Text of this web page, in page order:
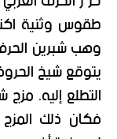
طقوس وثنية
وهب شبرين
يتوقع شيخ
التطلع إليه. مزج
فكان ذلك